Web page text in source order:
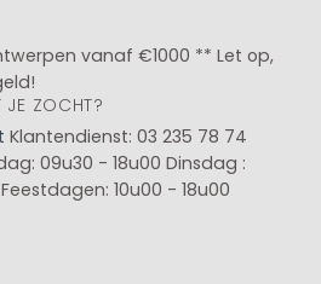
vanaf €1000 ** Let op,
JE ZOCHT?
Klantendienst: 03 235 78 74
09u30 - 18u00 Dinsdag :
10u00 - 18u00